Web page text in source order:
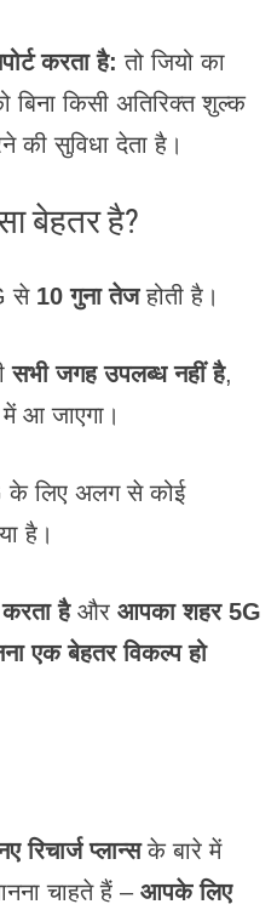
करता है: तो जियो का
किसी अतिरिक्त शुल्क
की सुविधा देता है।
बेहतर है?
से 10 गुना तेजहोती है।
सभी जगह उपलब्ध नहीं है,
आ जाएगा।
के लिए अलग से कोई
है।
हैऔर आपका शहर 5G
एक बेहतर विकल्प हो
रिचार्ज प्लान्सके बारे में
चाहते हैं – आपके लिए